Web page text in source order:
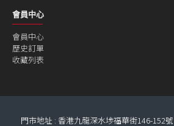
會員中心
會員中心
歷史訂單
收藏列表
門市地址 : 香港九龍深水埗福華街146-152